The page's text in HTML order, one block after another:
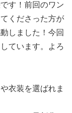
す！前回のワン
くださった方が
しました！今回
ています。よろ
衣装を選ばれま